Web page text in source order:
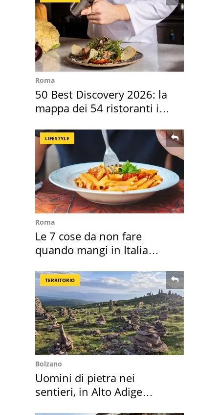
Roma
50 Best Discovery 2026: la
mappa dei 54 ristoranti in
LIFESTYLE
Roma
Le 7 cose da non fare
quando mangi in Italia
TERRITORIO
Bolzano
Uomini di pietra nei
sentieri, in Alto Adige